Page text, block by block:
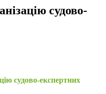
судово-
судово-експертних